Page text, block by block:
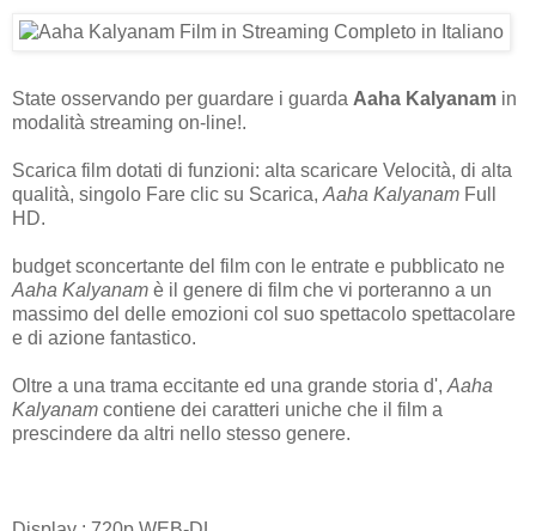
State osservando per guardare i guarda Aaha Kalyanam in
modalità streaming on-line!.
Scarica film dotati di funzioni: alta scaricare Velocità, di alta
qualità, singolo Fare clic su Scarica, Aaha Kalyanam Full
HD.
budget sconcertante del film con le entrate e pubblicato ne
Aaha Kalyanam è il genere di film che vi porteranno a un
massimo del delle emozioni col suo spettacolo spettacolare
e di azione fantastico.
Oltre a una trama eccitante ed una grande storia d', Aaha
Kalyanam contiene dei caratteri uniche che il film a
prescindere da altri nello stesso genere.